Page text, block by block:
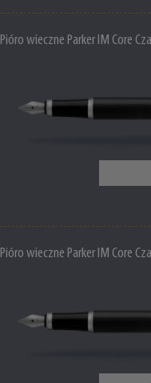
Pióro wieczne Parker IM Core
Pióro wieczne Parker IM Core